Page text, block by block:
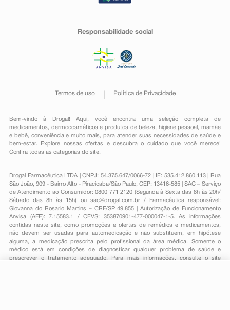
Responsabilidade social
Termos de uso Política de Privacidade
Bem-vindo à Drogal! Aqui, você encontra uma seleção completa de
medicamentos , dermocosméticos e produtos de beleza, higiene pessoal ,mamãe
e bebê, conveniênciae muito mais, para atender suas necessidades de saúde e
bem-estar. Explore nossas ofertas e descubra o cuidado que você merece!
Confira todas as categorias do site.
Drogal Farmacêutica LTDA | CNPJ: 54.375.647/0066-72 | IE: 535.412.860.113 | Rua
São João, 909 - Bairro Alto - Piracicaba/São Paulo, CEP: 13416-585 | SAC – Serviço
de Atendimento ao Consumidor: 0800 771 2120 (Segunda à Sexta das 8h às 20h/
Sábado das 8h às 15h) ou sac@drogal.com.br/ Farmacêutica responsável:
Giovanna do Rosario Martins – CRF/SP 49.855 | Autorização de Funcionamento
Anvisa (AFE): 7.15583.1 / CEVS: 353870901-477-000047-1-5. As informações
contidas neste site, como promoções e ofertas de remédios e medicamentos,
não devem ser usadas para automedicação e não substituem, em hipótese
alguma, a medicação prescrita pelo profissional da área médica. Somente o
médico está em condições de diagnosticar qualquer problema de saúde e
prescrever o tratamento adequado. Para mais informações, consulte o site